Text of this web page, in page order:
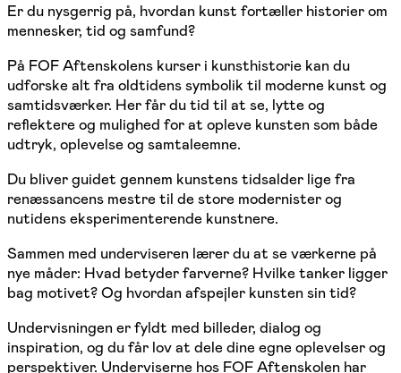
Er du nysgerrig på, hvordan kunst fortæller historier om
mennesker, tid og samfund?
På FOF Aftenskolens kurser i kunsthistorie kan du
udforske alt fra oldtidens symbolik til moderne kunst og
samtidsværker. Her får du tid til at se, lytte og
reflektere og mulighed for at opleve kunsten som både
udtryk, oplevelse og samtaleemne.
Du bliver guidet gennem kunstens tidsalder lige fra
renæssancens mestre til de store modernister og
nutidens eksperimenterende kunstnere.
Sammen med underviseren lærer du at se værkerne på
nye måder: Hvad betyder farverne? Hvilke tanker ligger
bag motivet? Og hvordan afspejler kunsten sin tid?
Undervisningen er fyldt med billeder, dialog og
inspiration, og du får lov at dele dine egne oplevelser og
perspektiver. Underviserne hos FOF Aftenskolen har